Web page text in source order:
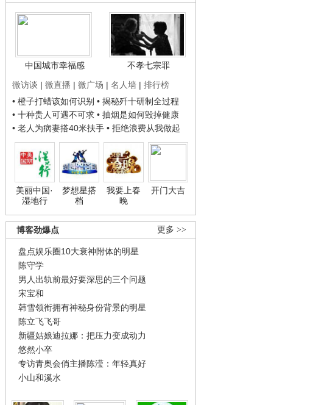
中国城市幸福感
不孝七宗罪
微访谈 | 微直播 | 微广场 | 名人墙 | 排行榜
• 橙子打蜡该如何识别 • 揭秘歼十研制全过程
• 十种贵人可遇不可求 • 抽烟是如何毁掉健康
• 老人为病妻搭40米扶手 • 拒绝浪费从我做起
美丽中国·
湿地行
梦想星搭
档
我要上春
晚
开门大吉
更多 >>
博客劲爆点
盘点娱乐圈10大衰神附体的明星
陈守学
男人出轨前最好要深思的三个问题
宋宝和
韩雪领衔拥有神秘身份背景的明星
陈立飞飞哥
新疆姑娘迪拉娜：把压力变成动力
悠然小卒
专访青奥会俏主播陈滢：年轻真好
小山和溪水